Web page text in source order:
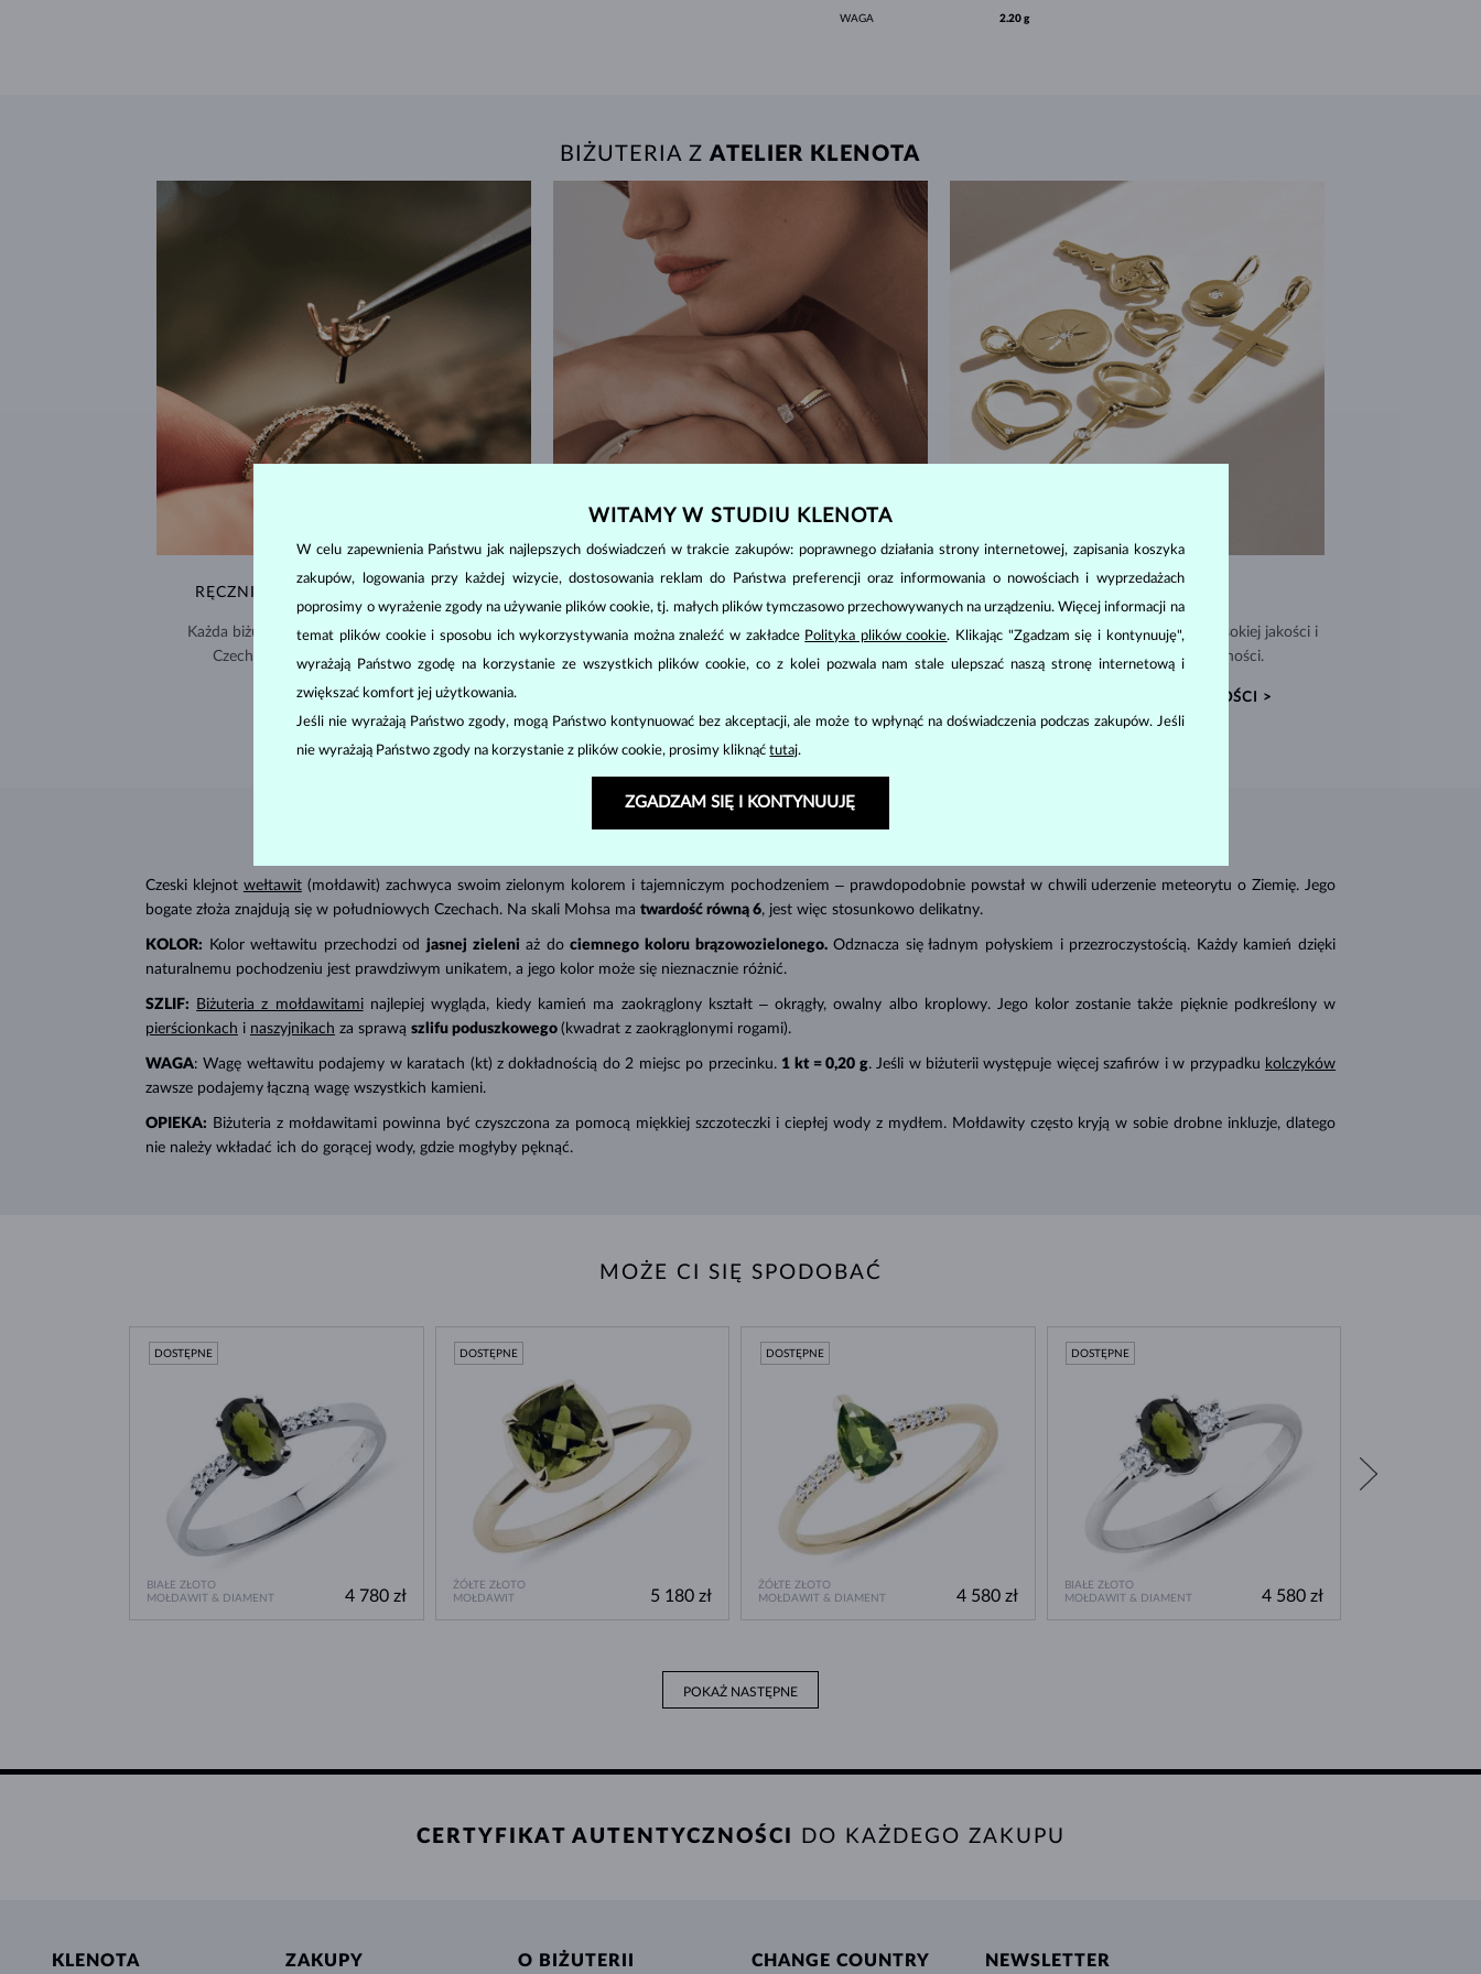
WAGA 2.20 g
BIŻUTERIA ZATELIER KLENOTA
RĘCZNIE WYKONYWANA W PRADZE
Każda biżuteria powstaje w naszej pracowni w
Czechach i jest wysyłana na cały świat.
DOSTAWA >
Znajdź biżuterię, która zostanie z Tobą na zawsze –
dajemy aż 60 dni na zwrot.
Wykonujemy biżuterię z materiałów wysokiej jakości i
dołączamy Certyfikat Autentyczności.
CERTYFIKATY AUTENTYCZNOŚCI >
Czeski klejnot wełtawit(mołdawit) zachwyca swoim zielonym kolorem i tajemniczym pochodzeniem ‒ prawdopodobnie powstał w chwili uderzenie meteorytu o Ziemię. Jego
bogate złoża znajdują się w południowych Czechach. Na skali Mohsa ma twardość równą 6, jest więc stosunkowo delikatny.
KOLOR: Kolor wełtawitu przechodzi od jasnej zieleni aż dociemnego koloru brązowozielonego.Odznacza się ładnym połyskiem i przezroczystością. Każdy kamień dzięki
naturalnemu pochodzeniu jest prawdziwym unikatem, a jego kolor może się nieznacznie różnić.
SZLIF: Biżuteria z mołdawitaminajlepiej wygląda, kiedy kamień ma zaokrąglony kształt ‒ okrągły, owalny albo kroplowy. Jego kolor zostanie także pięknie podkreślony w
pierścionkach i naszyjnikach za sprawą szlifu poduszkowego (kwadrat z zaokrąglonymi rogami).
WAGA: Wagę wełtawitu podajemy w karatach (kt) z dokładnością do 2 miejsc po przecinku. 1 kt = 0,20 g. Jeśli w biżuterii występuje więcej szafirów i w przypadku kolczyków
zawsze podajemy łączną wagę wszystkich kamieni.
OPIEKA: Biżuteria z mołdawitami powinna być czyszczona za pomocą miękkiej szczoteczki i ciepłej wody z mydłem. Mołdawity często kryją w sobie drobne inkluzje, dlatego
nie należy wkładać ich do gorącej wody, gdzie mogłyby pęknąć.
MOŻE CI SIĘ SPODOBAĆ
BIAŁE ZŁOTO
MOŁDAWIT & DIAMENT
DOSTĘPNE
4 780 zł
ŻÓŁTE ZŁOTO
MOŁDAWIT
DOSTĘPNE
5 180 zł
ŻÓŁTE ZŁOTO
MOŁDAWIT & DIAMENT
DOSTĘPNE
4 580 zł
BIAŁE ZŁOTO
MOŁDAWIT & DIAMENT
DOSTĘPNE
4 580 zł
POKAŻ NASTĘPNE
CERTYFIKAT AUTENTYCZNOŚCI DO KAŻDEGO ZAKUPU
KLENOTA ZAKUPY O BIŻUTERII CHANGE COUNTRY NEWSLETTER
WITAMY W STUDIU KLENOTA
W celu zapewnienia Państwu jak najlepszych doświadczeń w trakcie zakupów: poprawnego działania strony internetowej, zapisania koszyka
zakupów, logowania przy każdej wizycie, dostosowania reklam do Państwa preferencji oraz informowania o nowościach i wyprzedażach
poprosimy o wyrażenie zgody na używanie plików cookie, tj. małych plików tymczasowo przechowywanych na urządzeniu. Więcej informacji na
temat plików cookie i sposobu ich wykorzystywania można znaleźć w zakładce Polityka plików cookie. Klikając "Zgadzam się i kontynuuję",
wyrażają Państwo zgodę na korzystanie ze wszystkich plików cookie, co z kolei pozwala nam stale ulepszać naszą stronę internetową i
zwiększać komfort jej użytkowania.
Jeśli nie wyrażają Państwo zgody, mogą Państwo kontynuować bez akceptacji, ale może to wpłynąć na doświadczenia podczas zakupów. Jeśli
nie wyrażają Państwo zgody na korzystanie z plików cookie, prosimy kliknąćtutaj.
ZGADZAM SIĘ I KONTYNUUJĘ